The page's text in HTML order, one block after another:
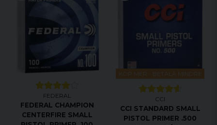
FEDERAL
FEDERAL CHAMPION
CENTERFIRE SMALL
KÖP MER - BETALA MINDRE
CCI
CCI STANDARD SMALL
PISTOL PRIMER .500